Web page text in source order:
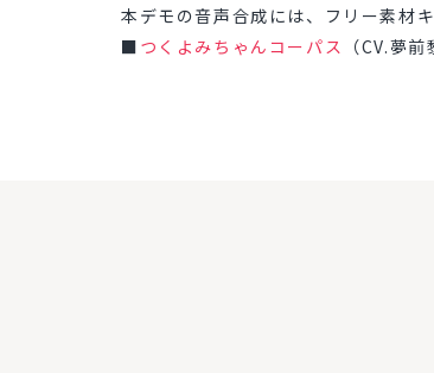
本デモの音声合成には、フリー素材
■ つくよみちゃんコーパス （CV.夢前